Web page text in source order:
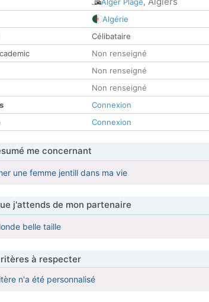
Algérie
Célibataire
Non renseigné
Non renseigné
Non renseigné
Connexion
Connexion
me concernant
une femme jentill dans ma vie
j'attends de mon partenaire
belle taille
à respecter
n'a été personnalisé